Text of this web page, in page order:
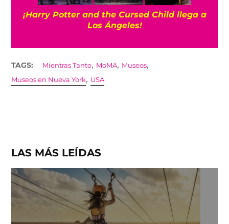
¡Harry Potter and the Cursed Child llega a
Los Ángeles!
TAGS: Mientras Tanto, MoMA, Museos,
Museos en Nueva York, USA
LAS MÁS LEÍDAS